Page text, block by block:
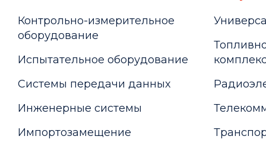
Контрольно-измерительное
оборудование
Испытательное оборудование
Системы передачи данных
Инженерные системы
Импортозамещение